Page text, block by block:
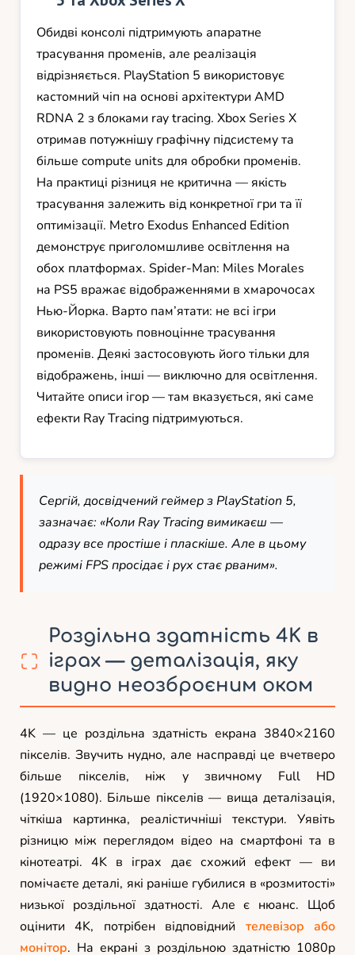
Обидві консолі підтримують апаратне
трасування променів, але реалізація
відрізняється. PlayStation 5 використовує
кастомний чіп на основі архітектури AMD
RDNA 2 з блоками ray tracing. Xbox Series X
отримав потужнішу графічну підсистему та
більше compute units для обробки променів.
На практиці різниця не критична — якість
трасування залежить від конкретної гри та її
оптимізації. Metro Exodus Enhanced Edition
демонструє приголомшливе освітлення на
обох платформах. Spider-Man: Miles Morales
на PS5 вражає відображеннями в хмарочосах
Нью-Йорка. Варто пам’ятати: не всі ігри
використовують повноцінне трасування
променів. Деякі застосовують його тільки для
відображень, інші — виключно для освітлення.
Читайте описи ігор — там вказується, які саме
ефекти Ray Tracing підтримуються.
Сергій, досвідчений геймер з PlayStation 5,
зазначає: «Коли Ray Tracing вимикаєш —
одразу все простіше і пласкіше. Але в цьому
режимі FPS просідає і рух стає рваним».
Роздільна здатність 4K в
іграх — деталізація, яку
видно неозброєним оком
4K — це роздільна здатність екрана 3840×2160
пікселів. Звучить нудно, але насправді це вчетверо
більше пікселів, ніж у звичному Full HD
(1920×1080). Більше пікселів — вища деталізація,
чіткіша картинка, реалістичніші текстури. Уявіть
різницю між переглядом відео на смартфоні та в
кінотеатрі. 4K в іграх дає схожий ефект — ви
помічаєте деталі, які раніше губилися в «розмитості»
низької роздільної здатності. Але є нюанс. Щоб
оцінити 4K, потрібен відповідний телевізор або
монітор. На екрані з роздільною здатністю 1080p